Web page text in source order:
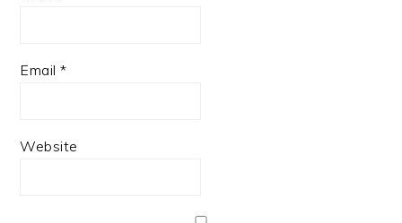
Email*
Website